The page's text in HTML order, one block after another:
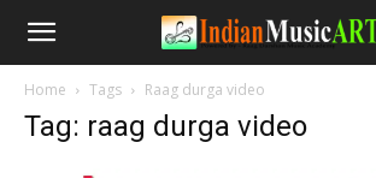
Home Tags Raag durga video
Tag: raag durga video